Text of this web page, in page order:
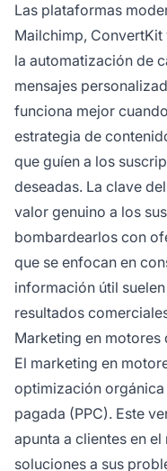
Las plataformas
Mailchimp,
la automatización de
mensajes
funciona mejor
estrategia de
que guíen a los
deseadas. La clave
valor genuino a los
bombardearlos con
que se enfocan en
información útil
resultados
Marketing en motores
El marketing en
optimización
pagada (PPC). Este
apunta a clientes en
soluciones a sus